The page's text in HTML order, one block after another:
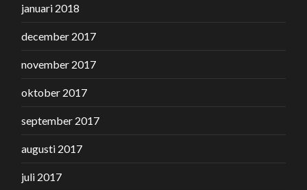
januari 2018
december 2017
november 2017
oktober 2017
september 2017
augusti 2017
juli 2017